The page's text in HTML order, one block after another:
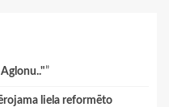
”
liela reformēto